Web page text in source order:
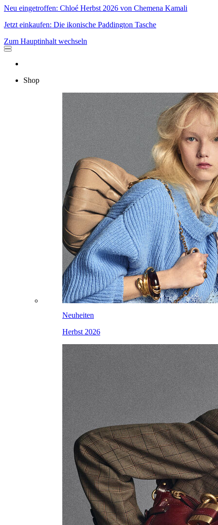
Neu eingetroffen: Chloé Herbst 2026 von Chemena Kamali
Jetzt einkaufen: Die ikonische Paddington Tasche
Zum Hauptinhalt wechseln
Shop
Neuheiten
Herbst 2026